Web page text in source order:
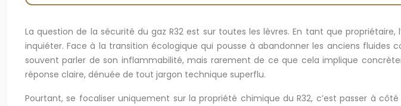
La question de la sécurité du gaz R32 est sur toutes les lèvres. En tant que
inquiéter. Face à la transition écologique qui pousse à abandonner les anciens fluides
souvent parler de son inflammabilité, mais rarement de ce que cela implique
réponse claire, dénuée de tout jargon technique superflu.
Pourtant, se focaliser uniquement sur la propriété chimique du R32, c’est passer à